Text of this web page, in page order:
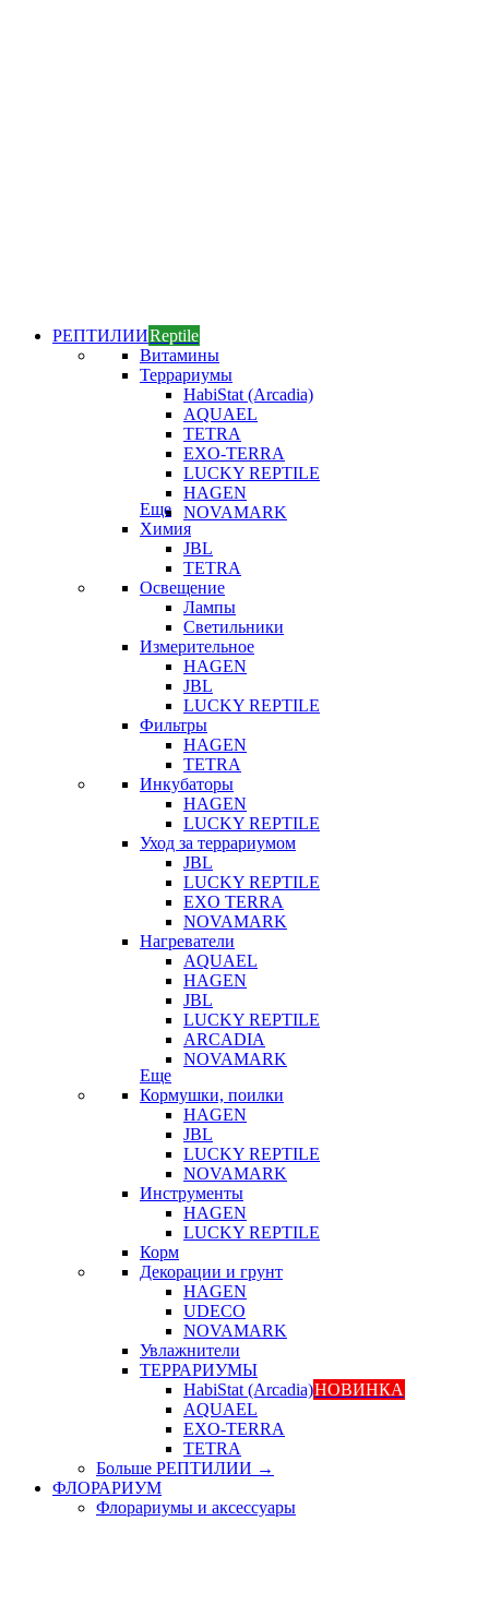
РЕПТИЛИИReptile
Витамины
Террариумы
HabiStat (Arcadia)
AQUAEL
TETRA
EXO-TERRA
LUCKY REPTILE
HAGEN
NOVAMARK
Еще
Химия
JBL
TETRA
Освещение
Лампы
Светильники
Измерительное
HAGEN
JBL
LUCKY REPTILE
Фильтры
HAGEN
TETRA
Инкубаторы
HAGEN
LUCKY REPTILE
Уход за террариумом
JBL
LUCKY REPTILE
EXO TERRA
NOVAMARK
Нагреватели
AQUAEL
HAGEN
JBL
LUCKY REPTILE
ARCADIA
NOVAMARK
Еще
Кормушки, поилки
HAGEN
JBL
LUCKY REPTILE
NOVAMARK
Инструменты
HAGEN
LUCKY REPTILE
Корм
Декорации и грунт
HAGEN
UDECO
NOVAMARK
Увлажнители
ТЕРРАРИУМЫ
HabiStat (Arcadia)НОВИНКА
AQUAEL
EXO-TERRA
TETRA
Больше РЕПТИЛИИ →
ФЛОРАРИУМ
Флорариумы и аксессуары